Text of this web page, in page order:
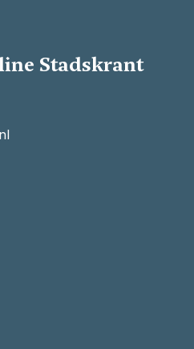
Stadskrant